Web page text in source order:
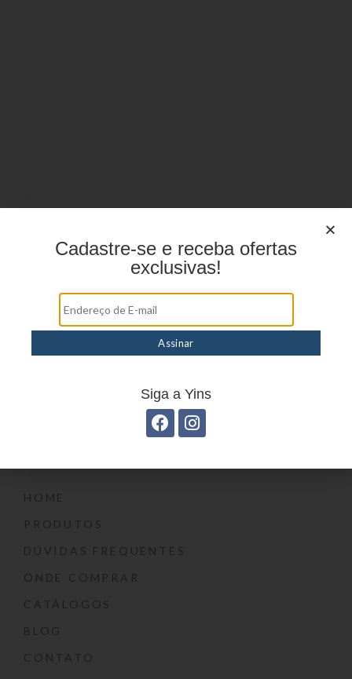
HOME
PRODUTOS
DÚVIDAS FREQUENTES
ONDE COMPRAR
CATÁLOGOS
BLOG
CONTATO
Cadastre-se e receba ofertas
exclusivas!
Siga a Yins